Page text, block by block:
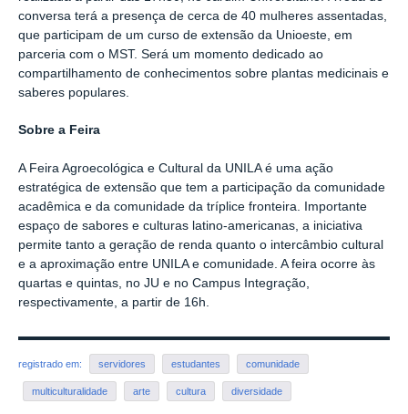
conversa terá a presença de cerca de 40 mulheres assentadas,
que participam de um curso de extensão da Unioeste, em
parceria com o MST. Será um momento dedicado ao
compartilhamento de conhecimentos sobre plantas medicinais e
saberes populares.
Sobre a Feira
A Feira Agroecológica e Cultural da UNILA é uma ação
estratégica de extensão que tem a participação da comunidade
acadêmica e da comunidade da tríplice fronteira. Importante
espaço de sabores e culturas latino-americanas, a iniciativa
permite tanto a geração de renda quanto o intercâmbio cultural
e a aproximação entre UNILA e comunidade. A feira ocorre às
quartas e quintas, no JU e no Campus Integração,
respectivamente, a partir de 16h.
registrado em: servidores estudantes comunidade
multiculturalidade arte cultura diversidade